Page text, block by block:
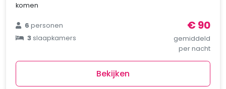
komen
6personen
3slaapkamers
€ 90
gemiddeld
per nacht
Bekijken